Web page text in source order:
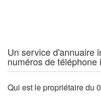
Un service d'annuaire
numéros de
Qui est le propriétaire du